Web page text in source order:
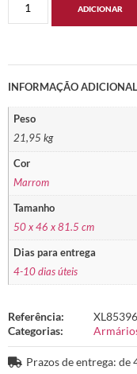
ADICIONAR
INFORMAÇÃO ADICIONAL
Peso
21,95 kg
Cor
Marrom
Tamanho
50 x 46 x 81.5 cm
Dias para entrega
4-10 dias úteis
Referência:
Categorias:
Prazos de entrega: de